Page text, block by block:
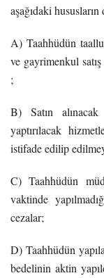
aşağıdaki
A) Taahhüdün
ve gayrimenkul
;
B) Satın
yaptırılacak
istifade edilip
C) Taahhüdün
vaktinde
cezalar;
D) Taahhüdün
bedelinin aktin